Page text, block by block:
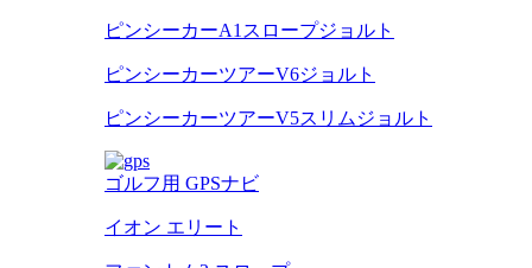
ピンシーカーA1スロープジョルト
ピンシーカーツアーV6ジョルト
ピンシーカーツアーV5スリムジョルト
ゴルフ用 GPSナビ
イオン エリート